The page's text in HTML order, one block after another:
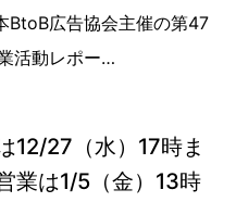
BtoB広告協会主催の第47
活動レポー…
12/27（水）17時ま
業は1/5（金）13時